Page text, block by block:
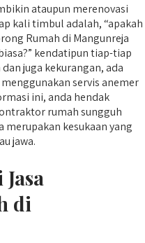
ataupun merenovasi
kali timbul adalah, “apakah
Rumah di Mangunreja
kendatipun tiap-tiap
juga kekurangan, ada
servis anemer
ini, anda hendak
rumah sungguh
merupakan kesukaan yang
jawa.
di